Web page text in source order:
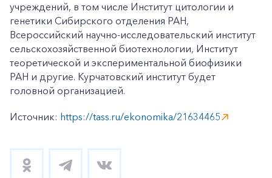
учреждений, в том числе Институт цитологии и
генетики Сибирского отделения РАН,
Всероссийский научно-исследовательский институт
сельскохозяйственной биотехнологии, Институт
теоретической и экспериментальной биофизики
РАН и другие. Курчатовский институт будет
головной организацией.
Источник: https://tass.ru/ekonomika/21634465